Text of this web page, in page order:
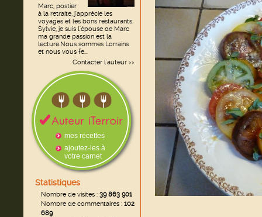
Marc, postier
à la retraite, j'apprécie les
voyages et les bons restaurants.
Sylvie, je suis l'épouse de Marc
ma grande passion est la
lecture.Nous sommes Lorrains
et nous vous fe...
Contacter l'auteur >>
mes recettes
ajoutez-les à
votre carnet
Statistiques
Nombre de visites : 39 863 901
Nombre de commentaires : 102
689